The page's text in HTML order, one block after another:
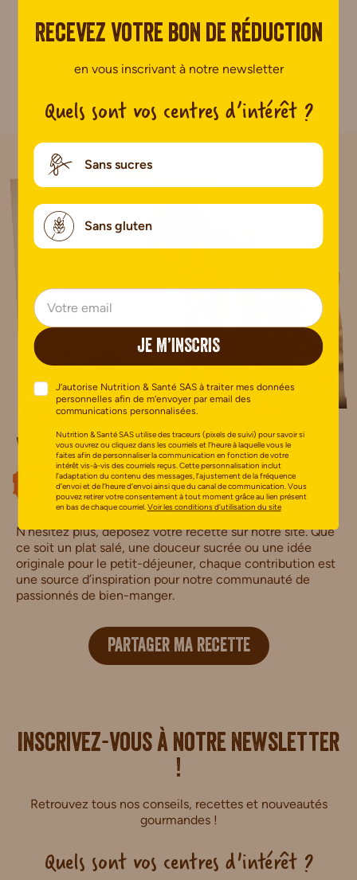
AJOUTER UN AVIS
Pas encore de commentaire.
Vous avez des talents en
cuisine?
N’hésitez plus, déposez votre recette sur notre site. Que
ce soit un plat salé, une douceur sucrée ou une idée
originale pour le petit-déjeuner, chaque contribution est
une source d’inspiration pour notre communauté de
passionnés de bien-manger.
PARTAGER MA RECETTE
Inscrivez-vous à notre newsletter
!
Retrouvez tous nos conseils, recettes et nouveautés
gourmandes !
Quels sont vos centres d'intérêt ?
Recevez votre bon de réduction
en vous inscrivant à notre newsletter
Quels sont vos centres d’intérêt ?
Sans sucres
Sans gluten
JE M’INSCRIS
J’autorise Nutrition & Santé SAS à traiter mes données
personnelles afin de m’envoyer par email des
communications personnalisées.
Nutrition & Santé SAS utilise des traceurs (pixels de suivi) pour savoir si
vous ouvrez ou cliquez dans les courriels et l’heure à laquelle vous le
faites afin de personnaliser la communication en fonction de votre
intérêt vis-à-vis des courriels reçus. Cette personnalisation inclut
l’adaptation du contenu des messages, l’ajustement de la fréquence
d’envoi et de l’heure d’envoi ainsi que du canal de communication. Vous
pouvez retirer votre consentement à tout moment grâce au lien présent
en bas de chaque courriel.Voir les conditions d’utilisation du site